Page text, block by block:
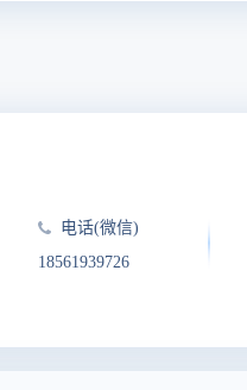
电话(微信)
18561939726